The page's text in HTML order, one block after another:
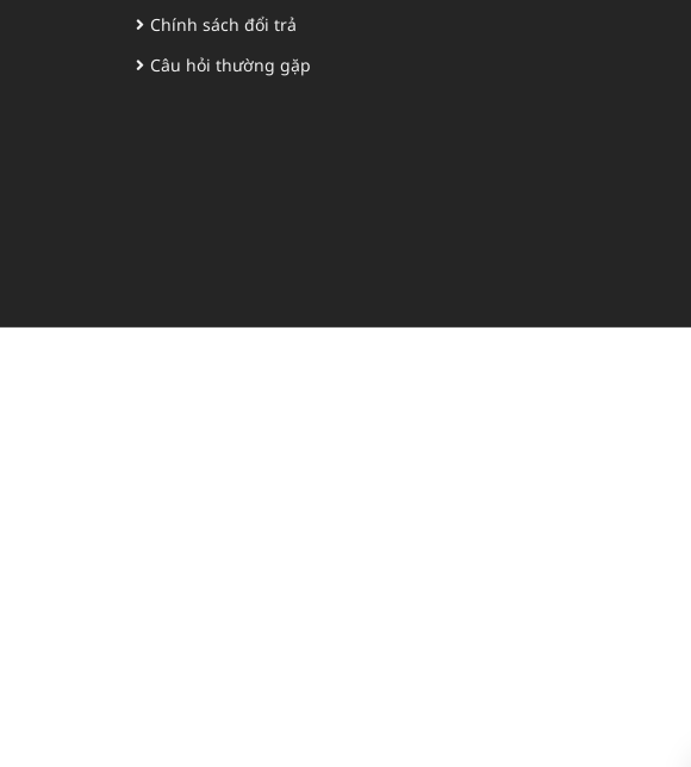
Chính sách đổi trả
Câu hỏi thường gặp